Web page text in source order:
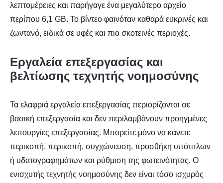
λεπτομέρειες και παρήγαγε ένα μεγαλύτερο αρχείο
περίπου 6,1 GB. Το βίντεο φαινόταν καθαρά ευκρινές και
ζωντανό, ειδικά σε υφές και πιο σκοτεινές περιοχές.
Εργαλεία επεξεργασίας και
βελτίωσης τεχνητής νοημοσύνης
Τα ελαφριά εργαλεία επεξεργασίας περιορίζονται σε
βασική επεξεργασία και δεν περιλαμβάνουν προηγμένες
λειτουργίες επεξεργασίας. Μπορείτε μόνο να κάνετε
περικοπή, περικοπή, συγχώνευση, προσθήκη υπότιτλων
ή υδατογραφημάτων και ρύθμιση της φωτεινότητας. Ο
ενισχυτής τεχνητής νοημοσύνης δεν είναι τόσο ισχυρός